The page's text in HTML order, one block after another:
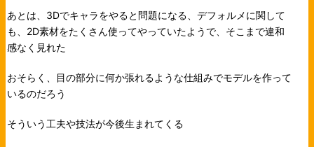
あとは、3Dでキャラをやると問題になる、デフォルメに関して
も、2D素材をたくさん使ってやっていたようで、そこまで違和
感なく見れた
おそらく、目の部分に何か張れるような仕組みでモデルを作って
いるのだろう
そういう工夫や技法が今後生まれてくる